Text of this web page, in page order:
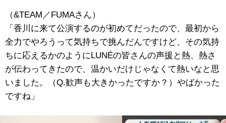
（&TEAM／FUMAさん）
「香川に来て公演するのが初めてだったので、最初から
全力でやろうって気持ちで挑んだんですけど、その気持
ちに応えるかのようにLUNÉの皆さんの声援と熱、熱さ
が伝わってきたので、温かいだけじゃなくて熱いなと思
いました。（Q.歓声も大きかったですか？）やばかった
ですね」